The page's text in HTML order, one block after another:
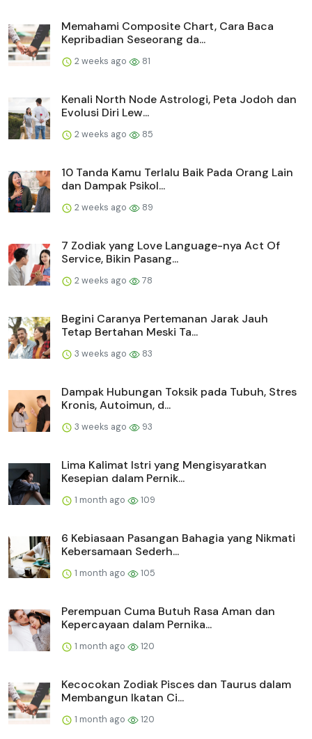
Memahami Composite Chart, Cara Baca
Kepribadian Seseorang da...
2 weeks ago 81
Kenali North Node Astrologi, Peta Jodoh dan
Evolusi Diri Lew...
2 weeks ago 85
10 Tanda Kamu Terlalu Baik Pada Orang Lain
dan Dampak Psikol...
2 weeks ago 89
7 Zodiak yang Love Language-nya Act Of
Service, Bikin Pasang...
2 weeks ago 78
Begini Caranya Pertemanan Jarak Jauh
Tetap Bertahan Meski Ta...
3 weeks ago 83
Dampak Hubungan Toksik pada Tubuh, Stres
Kronis, Autoimun, d...
3 weeks ago 93
Lima Kalimat Istri yang Mengisyaratkan
Kesepian dalam Pernik...
1 month ago 109
6 Kebiasaan Pasangan Bahagia yang Nikmati
Kebersamaan Sederh...
1 month ago 105
Perempuan Cuma Butuh Rasa Aman dan
Kepercayaan dalam Pernika...
1 month ago 120
Kecocokan Zodiak Pisces dan Taurus dalam
Membangun Ikatan Ci...
1 month ago 120